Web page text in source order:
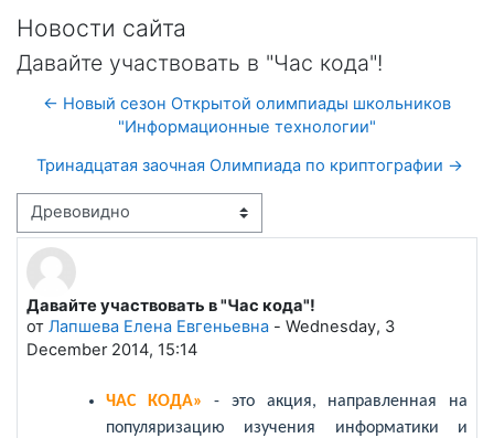
Новости сайта
Давайте участвовать в "Час кода"!
← Новый сезон Открытой олимпиады школьников
"Информационные технологии"
Тринадцатая заочная Олимпиада по криптографии →
Режим отображения
Давайте участвовать в "Час кода"!
от Лапшева Елена Евгеньевна - Wednesday, 3
December 2014, 15:14
Количество ответов: 0
ЧАС КОДА»
- это акция, направленная на
популяризацию изучения информатики и